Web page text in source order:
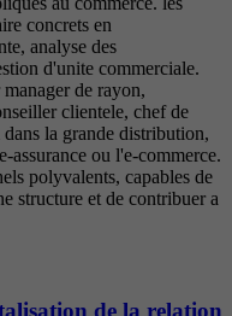
concrets en
analyse des
d'unite commerciale.
de rayon,
clientele, chef de
la grande distribution,
assurance ou l'e-commerce.
polyvalents, capables de
structure et de contribuer a
de la relation